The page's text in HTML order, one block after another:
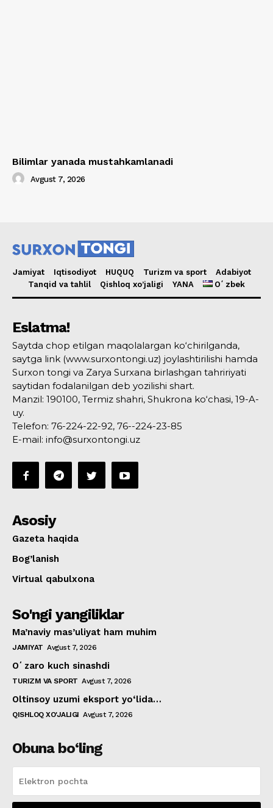
Bilimlar yanada mustahkamlanadi
Avgust 7, 2026
Jamiyat Iqtisodiyot HUQUQ Turizm va sport
Adabiyot
Tanqid va tahlil
Qishloq xo’jaligi YANA Oʻzbek
Eslatma!
Saytda chop etilgan maqolalargan ko‘chirilganda,
saytga link (www.surxontongi.uz) joylashtirilishi hamda
Surxon tongi va Zarya Surxana birlashgan tahririyati
saytidan fodalanilgan deb yozilishi shart.
Manzil: 190100, Termiz shahri, Shukrona ko‘chasi, 19-A-
uy.
Telefon: 76-224-22-92, 76--224-23-85
E-mail: info@surxontongi.uz
Asosiy
Gazeta haqida
Bog’lanish
Virtual qabulxona
So'ngi yangiliklar
Ma’naviy mas’uliyat ham muhim
JAMIYAT Avgust 7, 2026
Oʻzaro kuch sinashdi
TURIZM VA SPORT Avgust 7, 2026
Oltinsoy uzumi eksport yo‘lida…
QISHLOQ XO'JALIGI Avgust 7, 2026
Obuna bo‘ling